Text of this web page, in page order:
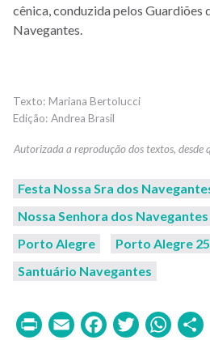
cênica, conduzida pelos Guardiões
Navegantes.
Mariana Bertolucci
Andrea Brasil
Festa Nossa Sra dos
Nossa Senhora dos Navegantes
Porto Alegre
Porto Alegre
Santuário Navegantes
PrintEmailFacebook